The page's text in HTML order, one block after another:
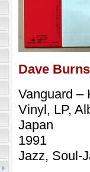
Dave
Vanguard –
Vinyl, LP,
Japan
1991
Jazz, Soul-